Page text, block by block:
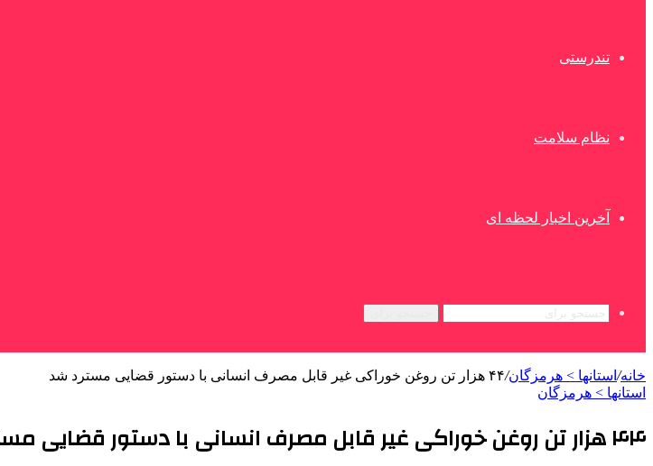
تندرستی
نظام سلامت
آخرین اخبار لحظه ای
خانه/ استانها > هرمزگان/۴۴ هزار تن روغن خوراکی غیر قابل مصرف انسانی با دستور قضایی مسترد شد
استانها > هرمزگان
۴۴ هزار تن روغن خوراکی غیر قابل مصرف انسانی با دستور قضایی مسترد شد